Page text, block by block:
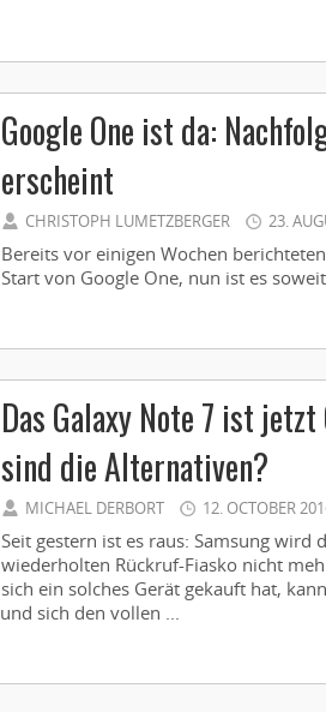
Google One ist da:
erscheint
CHRISTOPH LUMETZBERGER 23.
Bereits vor einigen Wochen
Start von Google One, nun ist es
Das Galaxy Note 7 ist
sind die Alternativen?
MICHAEL DERBORT 12. OCTOBER
Seit gestern ist es raus: Samsung wird
wiederholten Rückruf-Fiasko nicht
sich ein solches Gerät gekauft hat,
und sich den vollen ...